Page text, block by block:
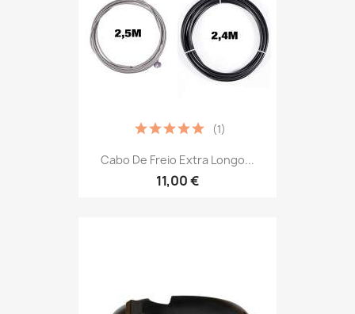
Cabo De Freio Extra Longo...
11,00 €
(1)